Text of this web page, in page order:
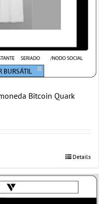
Bitcoin Quark
Details